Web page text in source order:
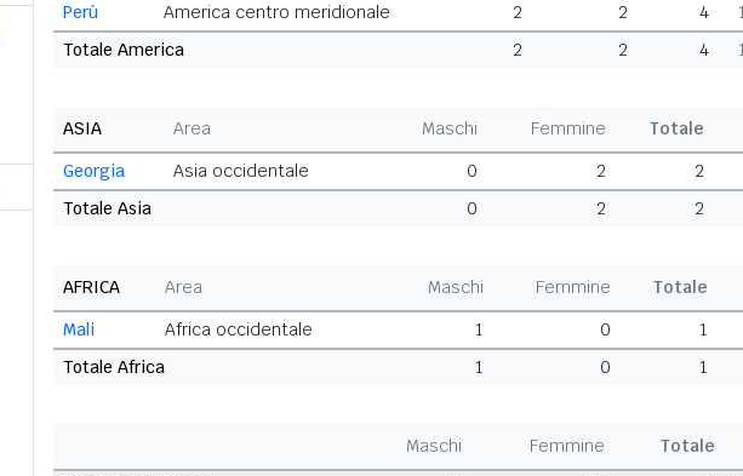
Perù
America centro meridionale 2 2 4
Totale America
2 2 4
ASIA Area Maschi Femmine Totale
Georgia
Asia occidentale 0 2 2
Totale Asia
0 2 2
AFRICA Area Maschi Femmine Totale
Mali
Africa occidentale 1 0 1
Totale Africa
1 0 1
Maschi Femmine Totale